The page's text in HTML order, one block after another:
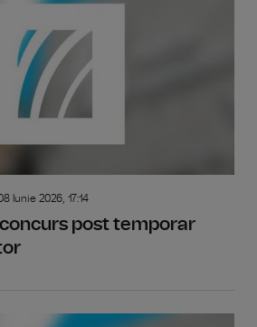
Iunie 2026, 17:14
post temporar